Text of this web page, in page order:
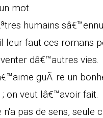
mot.
humains
leur faut ces romans
dâ€™autres vies.
guÃ¨re un
on veut lâ€™avoir fait.
n'a pas de sens, seule